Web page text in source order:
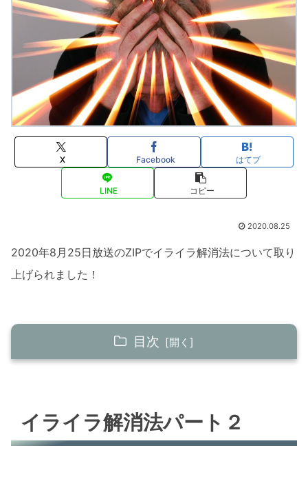
X Facebook はてブ
LINE コピー
2020.08.25
2020年8月25日放送のZIPでイライラ解消法について取り
上げられました！
目次
そうめん帯取る瞬間ワザ
イライラ解消法パート２